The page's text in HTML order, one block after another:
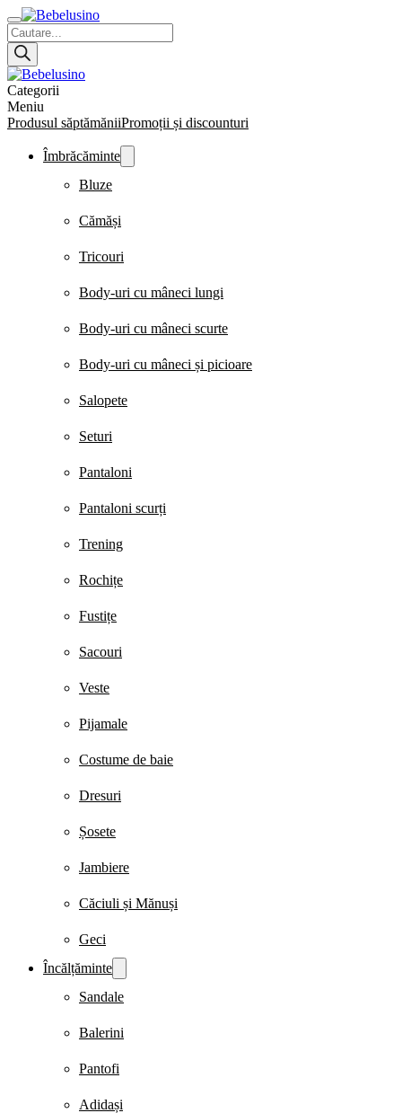
Products
search
Categorii
Meniu
Produsul săptămăniiPromoții și discounturi
Îmbrăcăminte
Bluze
Cămăși
Tricouri
Body-uri cu mâneci lungi
Body-uri cu mâneci scurte
Body-uri cu mâneci și picioare
Salopete
Seturi
Pantaloni
Pantaloni scurți
Trening
Rochițe
Fustițe
Sacouri
Veste
Pijamale
Costume de baie
Dresuri
Șosete
Jambiere
Căciuli și Mănuși
Geci
Încălțăminte
Sandale
Balerini
Pantofi
Adidași